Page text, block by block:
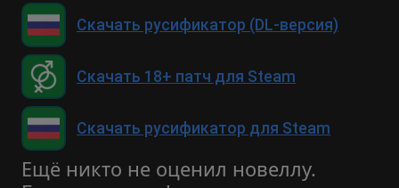
Скачать русификатор (DL-версия)
Скачать 18+ патч для Steam
Скачать русификатор для Steam
Ещё никто не оценил новеллу.